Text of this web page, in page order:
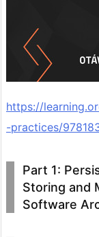
https://
-practices/
Part 1:
Storing and
Software